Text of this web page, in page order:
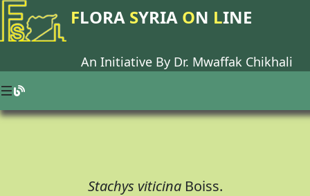
FLORA SYRIA ON LINE
An Initiative By Dr. Mwaffak Chikhali
Stachys viticina Boiss.